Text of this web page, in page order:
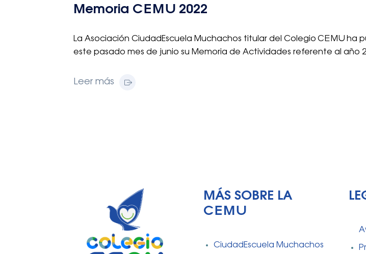
Memoria CEMU 2022
La Asociación CiudadEscuela Muchachos titular del Colegio CEMU ha
este pasado mes de junio su Memoria de Actividades referente al año
Leer más
MÁS SOBRE LA
CEMU
CiudadEscuela Muchachos